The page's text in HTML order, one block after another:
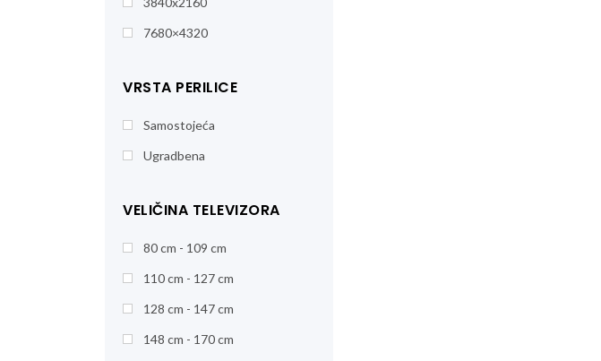
7680×4320
VRSTA PERILICE
Samostojeća
Ugradbena
VELIČINA TELEVIZORA
80 cm - 109 cm
110 cm - 127 cm
128 cm - 147 cm
148 cm - 170 cm